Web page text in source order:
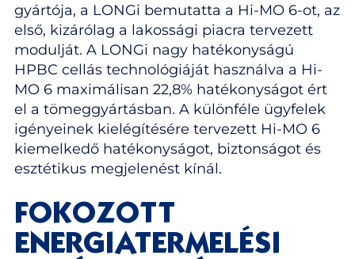
gyártója, a LONGi bemutatta a Hi-MO 6-ot, az
első, kizárólag a lakossági piacra tervezett
modulját. A LONGi nagy hatékonyságú
HPBC cellás technológiáját használva a Hi-
MO 6 maximálisan 22,8% hatékonyságot ért
el a tömeggyártásban. A különféle ügyfelek
igényeinek kielégítésére tervezett Hi-MO 6
kiemelkedő hatékonyságot, biztonságot és
esztétikus megjelenést kínál.
FOKOZOTT
ENERGIATERMELÉSI